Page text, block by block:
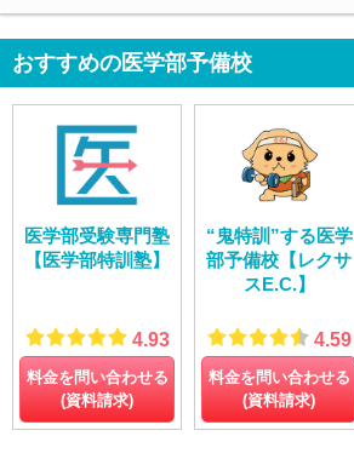
おすすめの医学部予備校
医学部受験専門塾
【医学部特訓塾】
4.93
料金を問い合わせる
(資料請求)
“鬼特訓”する医学
部予備校【レクサ
スE.C.】
4.59
料金を問い合わせる
(資料請求)